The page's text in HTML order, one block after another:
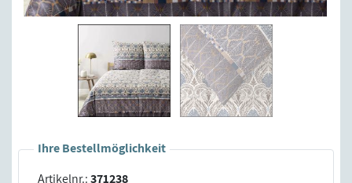
Ihre Bestellmöglichkeit
Artikelnr.:371238